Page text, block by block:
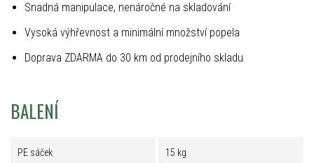
Snadná manipulace, nenáročné na skladování
Vysoká výhřevnost a minimální množství popela
Doprava ZDARMA do 30 km od prodejního skladu
BALENÍ
PE sáček 15 kg